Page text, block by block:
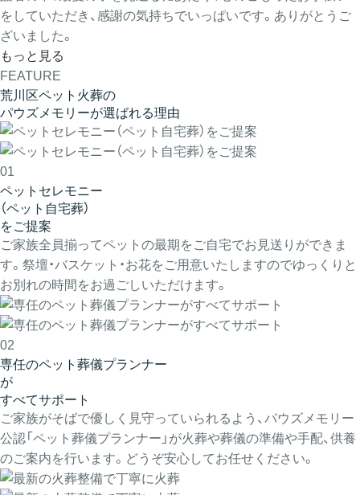
をしていただき、感謝の気持ちでいっぱいです。ありがとうご
ざいました。
もっと見る
FEATURE
荒川区ペット火葬の
パウズメモリーが選ばれる理由
01
ペットセレモニー
（ペット自宅葬）
をご提案
ご家族全員揃ってペットの最期をご自宅でお見送りができま
す。祭壇・バスケット・お花をご用意いたしますのでゆっくりと
お別れの時間をお過ごしいただけます。
02
専任のペット葬儀プランナー
が
すべてサポート
ご家族がそばで優しく見守っていられるよう、パウズメモリー
公認「ペット葬儀プランナー」が火葬や葬儀の準備や手配、供養
のご案内を行います。どうぞ安心してお任せください。